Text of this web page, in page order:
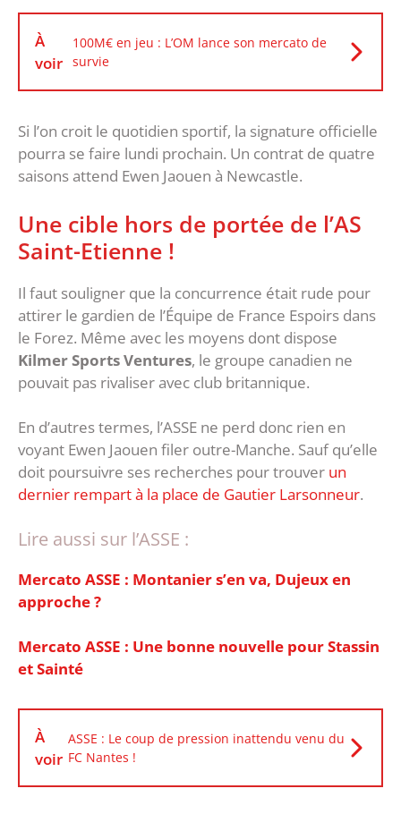
À
voir
100M€ en jeu : L’OM lance son mercato de
survie
Si l’on croit le quotidien sportif, la signature officielle
pourra se faire lundi prochain. Un contrat de quatre
saisons attend Ewen Jaouen à Newcastle.
Une cible hors de portée de l’AS
Saint-Etienne !
Il faut souligner que la concurrence était rude pour
attirer le gardien de l’Équipe de France Espoirs dans
le Forez. Même avec les moyens dont dispose
Kilmer Sports Ventures, le groupe canadien ne
pouvait pas rivaliser avec club britannique.
En d’autres termes, l’ASSE ne perd donc rien en
voyant Ewen Jaouen filer outre-Manche. Sauf qu’elle
doit poursuivre ses recherches pour trouver un
dernier rempart à la place de Gautier Larsonneur.
Lire aussi sur l’ASSE :
Mercato ASSE : Montanier s’en va, Dujeux en
approche ?
Mercato ASSE : Une bonne nouvelle pour Stassin
et Sainté
À
voir
ASSE : Le coup de pression inattendu venu du
FC Nantes !